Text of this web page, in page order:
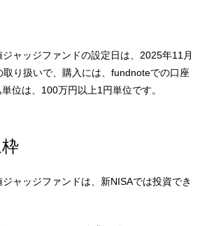
ャッジファンドの設定日は、2025年11月
り扱いで、購入には、fundnoteでの口座
位は、100万円以上1円単位です。
ャッジファンドは、新NISAでは投資でき